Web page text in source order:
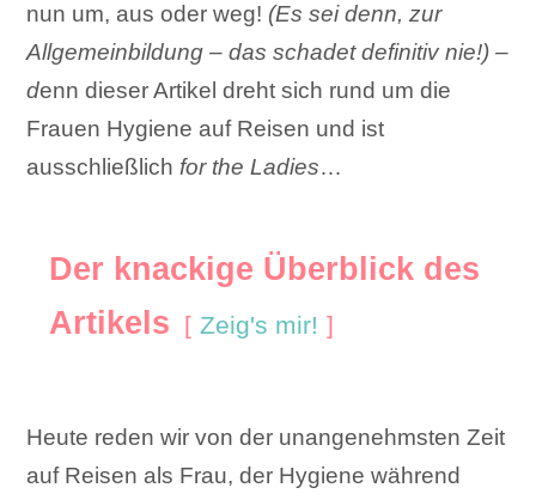
nun um, aus oder weg! (Es sei denn, zur
Allgemeinbildung – das schadet definitiv nie!) –
denn dieser Artikel dreht sich rund um die
Frauen Hygiene auf Reisen und ist
ausschließlichfor the Ladies…
Der knackige Überblick des
Artikels
Zeig's mir!
Heute reden wir von der unangenehmsten Zeit
auf Reisen als Frau, der Hygiene während